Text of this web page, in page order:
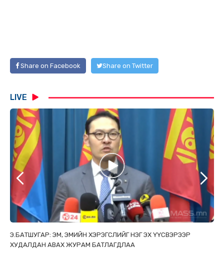
Share on Facebook Share on Twitter
LIVE
Э.БАТШУГАР: ЭМ, ЭМИЙН ХЭРЭГСЛИЙГ НЭГ ЭХ ҮҮСВЭРЭЭР
ХУДАЛДАН АВАХ ЖУРАМ БАТЛАГДЛАА